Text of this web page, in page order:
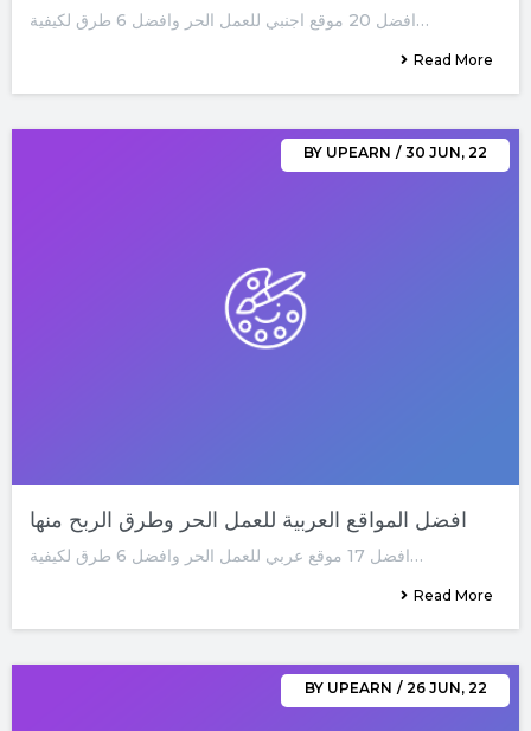
افضل 20 موقع اجنبي للعمل الحر وافضل 6 طرق لكيفية…
Read More
افضل المواقع العربية للعمل الحر وطرق الربح منها
BY UPEARN / 30 JUN, 22
افضل 17 موقع عربي للعمل الحر وافضل 6 طرق لكيفية…
Read More
BY UPEARN / 26 JUN, 22